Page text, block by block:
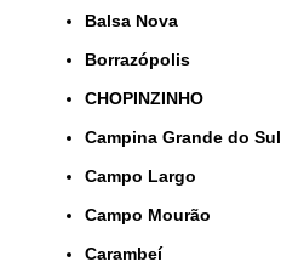
Balsa Nova
Borrazópolis
CHOPINZINHO
Campina Grande do Sul
Campo Largo
Campo Mourão
Carambeí